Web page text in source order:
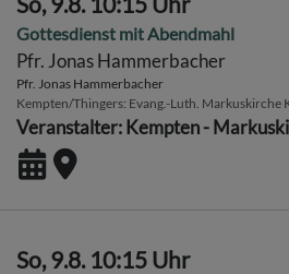
Gottesdienst mit Abendmahl
Pfr. Jonas Hammerbacher
Pfr. Jonas Hammerbacher
Kempten/Thingers Evang.-Luth. Markuskirche
Veranstalter: Kempten -
So, 9.8. 10:15 Uhr